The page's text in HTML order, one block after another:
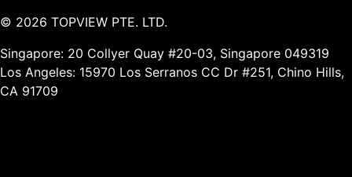
© 2026 TOPVIEW PTE. LTD.
Singapore: 20 Collyer Quay #20-03, Singapore 049319
Los Angeles: 15970 Los Serranos CC Dr #251, Chino Hills,
CA 91709